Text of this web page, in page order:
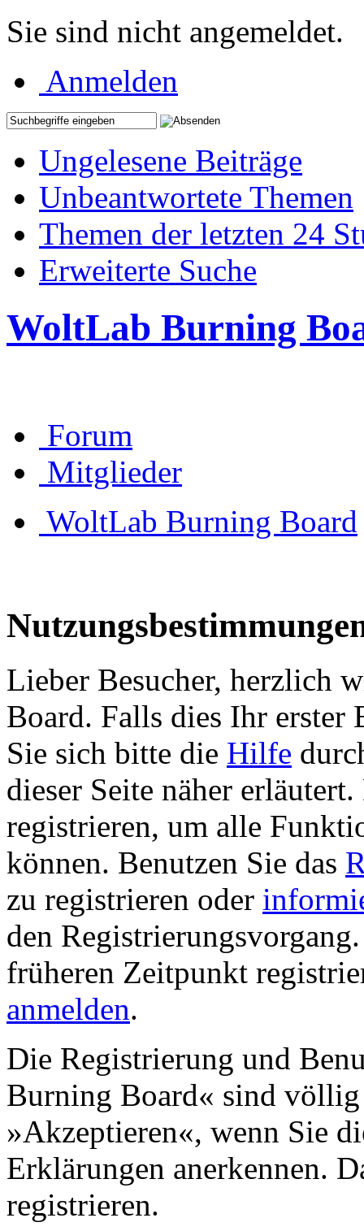
Sie sind nicht angemeldet.
Anmelden
Ungelesene Beiträge
Unbeantwortete Themen
Themen der letzten 24
Erweiterte Suche
WoltLab Burning
Forum
Mitglieder
WoltLab Burning Board
Lieber Besucher, herzlich
Board. Falls dies Ihr erster
Sie sich bitte die Hilfe
dieser Seite näher
registrieren, um alle
können. Benutzen Sie das
zu registrieren oder
den
früheren Zeitpunkt
anmelden.
Die Registrierung und
Burning Board« sind
»Akzeptieren«, wenn Sie
Erklärungen anerkennen.
registrieren.